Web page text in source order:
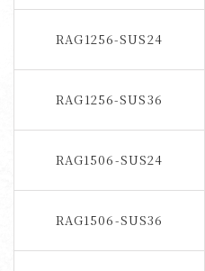
RAG1256-SUS24
RAG1256-SUS36
RAG1506-SUS24
RAG1506-SUS36